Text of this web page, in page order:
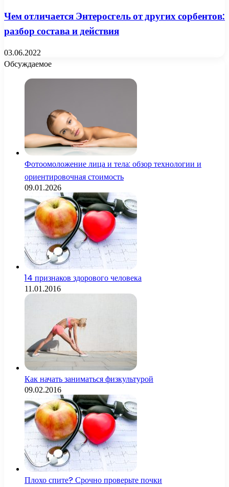
Чем отличается Энтеросгель от других сорбентов:
разбор состава и действия
03.06.2022
Обсуждаемое
Фотоомоложение лица и тела: обзор технологии и
ориентировочная стоимость
09.01.2026
14 признаков здорового человека
11.01.2016
Как начать заниматься физкультурой
09.02.2016
Плохо спите? Срочно проверьте почки